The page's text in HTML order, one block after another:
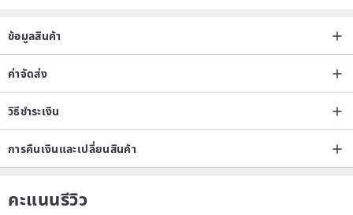
WAY” when placing the order.
【Production and Shipping Details】
- Orders will be processed within 5-7 working days (excluding
Saturdays, Sundays and Hong Kong public holidays)
- Only available in Hong Kong, Macau, Mainland of China, Japan
ข้อมูลสินค้า
ค่าจัดส่ง
วิธีชำระเงิน
การคืนเงินและเปลี่ยนสินค้า
คะแนนรีวิว